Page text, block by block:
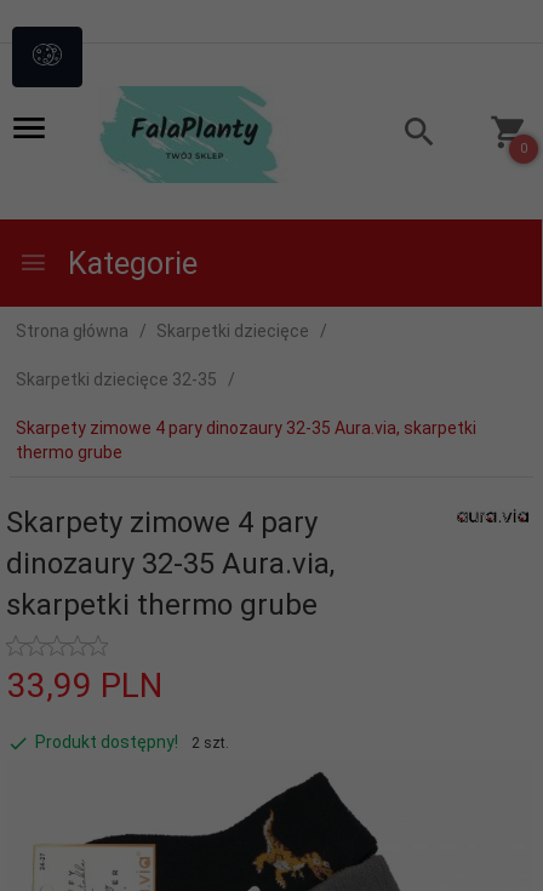
0
Kategorie
Strona główna Skarpetki dziecięce
Skarpetki dziecięce 32-35
Skarpety zimowe 4 pary dinozaury 32-35 Aura.via, skarpetki
thermo grube
Skarpety zimowe 4 pary
dinozaury 32-35 Aura.via,
skarpetki thermo grube
33,99 PLN
Produkt dostępny! 2 szt.